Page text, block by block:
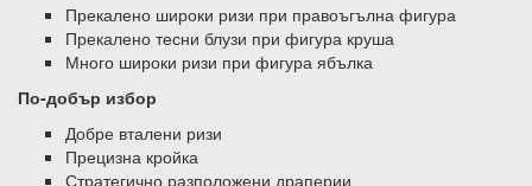
Прекалено широки ризи при правоъгълна фигура
Прекалено тесни блузи при фигура круша
Много широки ризи при фигура ябълка
По-добър избор
Добре вталени ризи
Прецизна кройка
Стратегично разположени драперии